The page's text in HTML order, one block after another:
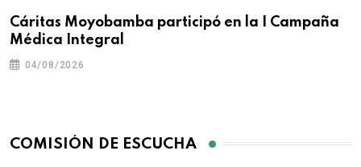
Cáritas Moyobamba participó en la I Campaña
Médica Integral
04/08/2026
COMISIÓN DE ESCUCHA